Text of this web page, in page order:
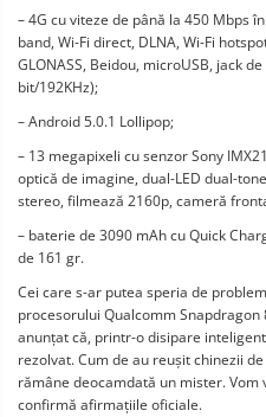
– 4G cu viteze de până la 450 Mbps
band, Wi-Fi direct, DLNA, Wi-Fi
GLONASS, Beidou, microUSB, jack
bit/192KHz);
– Android 5.0.1 Lollipop;
– 13 megapixeli cu senzor Sony
optică de imagine, dual-LED dual-
stereo, filmează 2160p, cameră
– baterie de 3090 mAh cu Quick
de 161 gr.
Cei care s-ar putea speria de
procesorului Qualcomm
anunțat că, printr-o disipare
rezolvat. Cum de au reușit chinezii
rămâne deocamdată un mister.
confirmă afirmațiile oficiale.